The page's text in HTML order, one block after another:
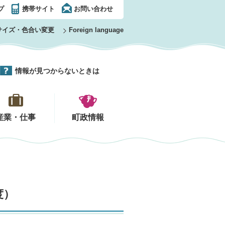
携帯サイト お問い合わせ
イズ・色合い変更 Foreign language
情報が見つからないときは
業・仕事 町政情報